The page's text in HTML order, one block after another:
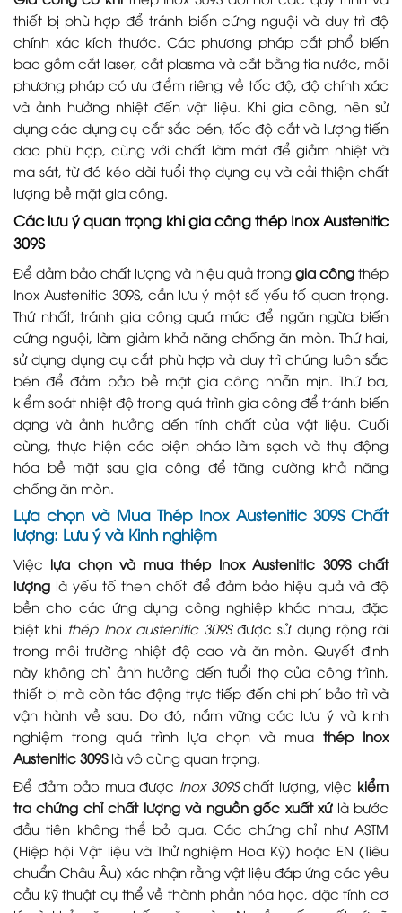
thiết bị phù hợp để tránh biến cứng nguội và duy trì độ
chính xác kích thước. Các phương pháp cắt phổ biến
bao gồm cắt laser, cắt plasma và cắt bằng tia nước, mỗi
phương pháp có ưu điểm riêng về tốc độ, độ chính xác
và ảnh hưởng nhiệt đến vật liệu. Khi gia công, nên sử
dụng các dụng cụ cắt sắc bén, tốc độ cắt và lượng tiến
dao phù hợp, cùng với chất làm mát để giảm nhiệt và
ma sát, từ đó kéo dài tuổi thọ dụng cụ và cải thiện chất
lượng bề mặt gia công.
Các lưu ý quan trọng khi gia công thép Inox Austenitic
309S
Để đảm bảo chất lượng và hiệu quả trong gia côngthép
Inox Austenitic 309S, cần lưu ý một số yếu tố quan trọng.
Thứ nhất, tránh gia công quá mức để ngăn ngừa biến
cứng nguội, làm giảm khả năng chống ăn mòn. Thứ hai,
sử dụng dụng cụ cắt phù hợp và duy trì chúng luôn sắc
bén để đảm bảo bề mặt gia công nhẵn mịn. Thứ ba,
kiểm soát nhiệt độ trong quá trình gia công để tránh biến
dạng và ảnh hưởng đến tính chất của vật liệu. Cuối
cùng, thực hiện các biện pháp làm sạch và thụ động
hóa bề mặt sau gia công để tăng cường khả năng
chống ăn mòn.
Lựa chọn và Mua Thép Inox Austenitic 309S Chất
lượng: Lưu ý và Kinh nghiệm
Việc lựa chọn và mua thép Inox Austenitic 309S chất
lượng là yếu tố then chốt để đảm bảo hiệu quả và độ
bền cho các ứng dụng công nghiệp khác nhau, đặc
biệt khi thép Inox austenitic 309Sđược sử dụng rộng rãi
trong môi trường nhiệt độ cao và ăn mòn. Quyết định
này không chỉ ảnh hưởng đến tuổi thọ của công trình,
thiết bị mà còn tác động trực tiếp đến chi phí bảo trì và
vận hành về sau. Do đó, nắm vững các lưu ý và kinh
nghiệm trong quá trình lựa chọn và mua thép Inox
Austenitic 309Slà vô cùng quan trọng.
Để đảm bảo mua được Inox 309Schất lượng, việc kiểm
tra chứng chỉ chất lượng và nguồn gốc xuất xứlà bước
đầu tiên không thể bỏ qua. Các chứng chỉ như ASTM
(Hiệp hội Vật liệu và Thử nghiệm Hoa Kỳ) hoặc EN (Tiêu
chuẩn Châu Âu) xác nhận rằng vật liệu đáp ứng các yêu
cầu kỹ thuật cụ thể về thành phần hóa học, đặc tính cơ